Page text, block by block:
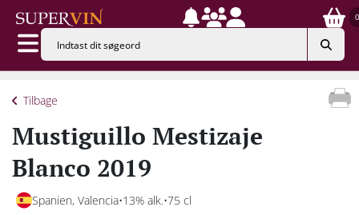
0
Tilbage
Mustiguillo Mestizaje
Blanco 2019
Spanien, Valencia 13% alk. 75 cl